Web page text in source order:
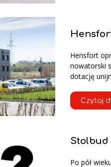
Hensfort
nowatorski
dotację
Czytaj
Stolbud
Po pół